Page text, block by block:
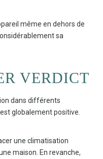
même en dehors de
sa
VERDICT
dans différents
globalement positive.
une climatisation
maison. En revanche,